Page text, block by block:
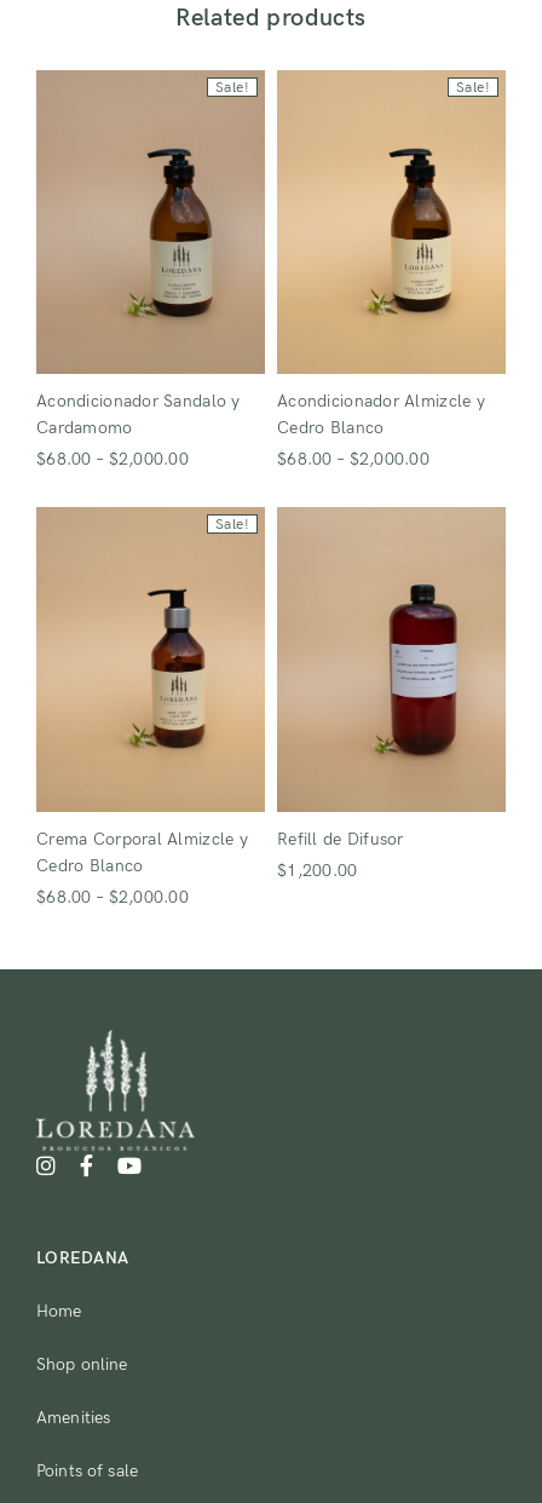
Lost Password?
Don’t have an account?
Related products
Sale!
Acondicionador Sandalo y
Cardamomo
$68.00 – $2,000.00
Sale!
Acondicionador Almizcle y
Cedro Blanco
$68.00 – $2,000.00
Sale!
Crema Corporal Almizcle y
Cedro Blanco
$68.00 – $2,000.00
Refill de Difusor
$1,200.00
LOREDANA
Home
Shop online
Amenities
Points of sale